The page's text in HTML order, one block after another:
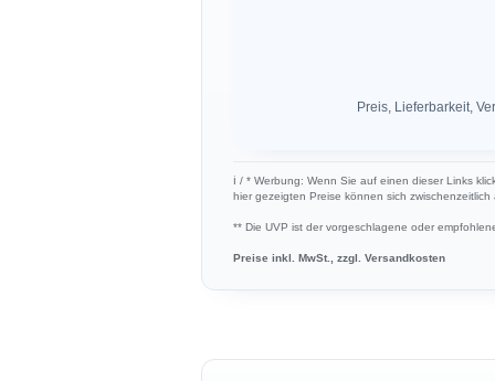
Preis, Lieferbarkeit,
ℹ︎ / * Werbung: Wenn Sie auf einen dieser Links
hier gezeigten Preise können sich
** Die UVP ist der vorgeschlagene oder
Preise inkl. MwSt., zzgl. Versandkosten